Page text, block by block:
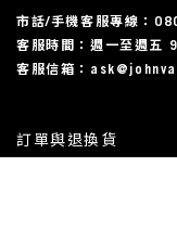
訂單與退換貨
市話/手機客服專線：
客服時間：週一至週
客服信箱：